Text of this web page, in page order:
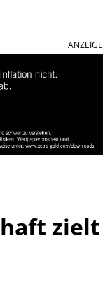
ANZEIGE
zielt